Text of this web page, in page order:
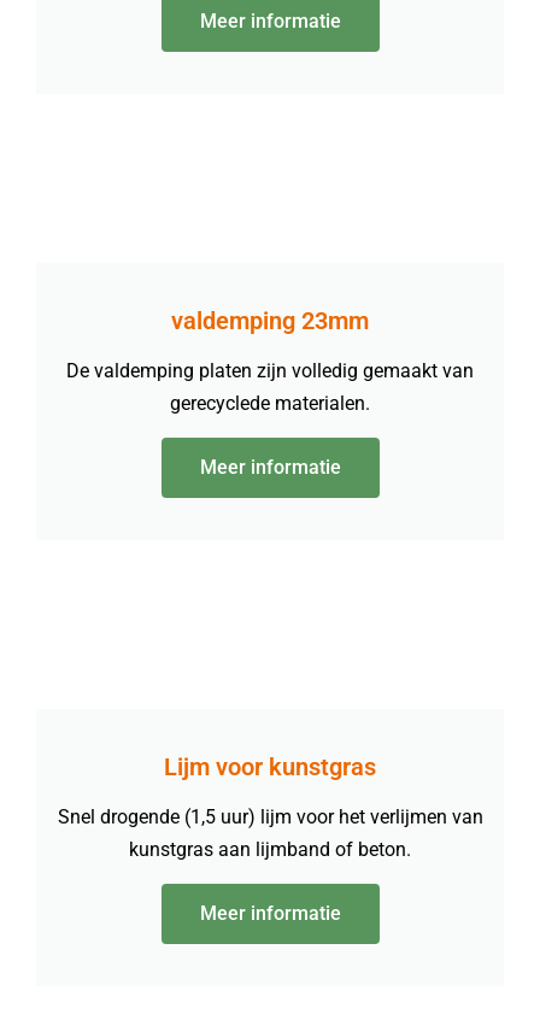
Meer informatie
valdemping 23mm
De valdemping platen zijn volledig gemaakt van
gerecyclede materialen.
Meer informatie
Lijm voor kunstgras
Snel drogende (1,5 uur) lijm voor het verlijmen van
kunstgras aan lijmband of beton.
Meer informatie